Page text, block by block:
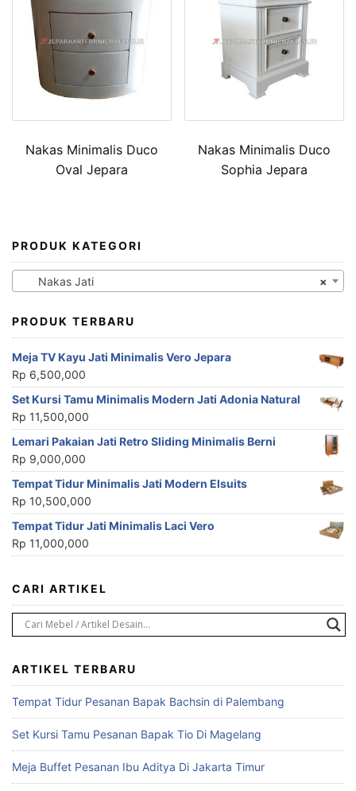
Nakas Minimalis Duco
Oval Jepara
Nakas Minimalis Duco
Sophia Jepara
PRODUK KATEGORI
×
Nakas Jati
PRODUK TERBARU
Meja TV Kayu Jati Minimalis Vero Jepara
Rp 6,500,000
Set Kursi Tamu Minimalis Modern Jati Adonia Natural
Rp 11,500,000
Lemari Pakaian Jati Retro Sliding Minimalis Berni
Rp 9,000,000
Tempat Tidur Minimalis Jati Modern Elsuits
Rp 10,500,000
Tempat Tidur Jati Minimalis Laci Vero
Rp 11,000,000
CARI ARTIKEL
ARTIKEL TERBARU
Tempat Tidur Pesanan Bapak Bachsin di Palembang
Set Kursi Tamu Pesanan Bapak Tio Di Magelang
Meja Buffet Pesanan Ibu Aditya Di Jakarta Timur